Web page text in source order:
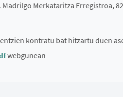
Madrilgo Merkataritza Erregistroa,
kontratu bat hitzartu duen
webgunean